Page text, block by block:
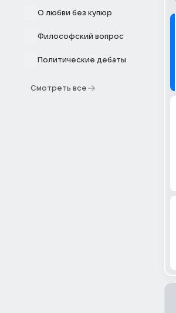
О любви без купюр
Философский вопрос
Политические дебаты
Смотреть все